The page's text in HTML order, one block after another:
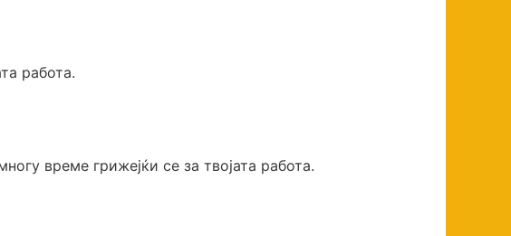
работа.
време грижејќи се за твојата работа.